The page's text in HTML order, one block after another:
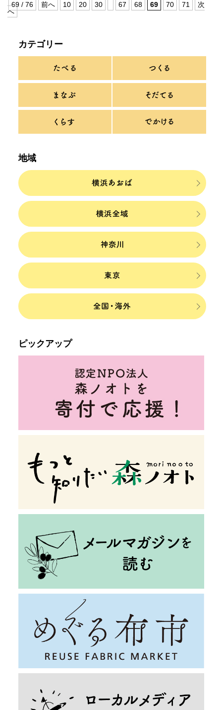
69 / 76 前へ 10 20 30 67 68 69 70 71
次
へ
カテゴリー
地域
ピックアップ